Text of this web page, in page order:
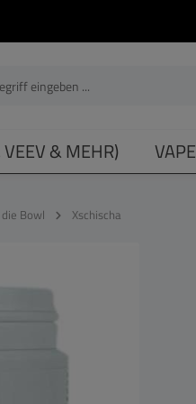
VEEV & MEHR) VAPE
Bowl Xschischa